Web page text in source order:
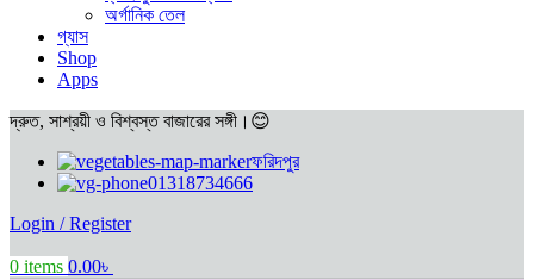
অর্গানিক তেল
গ্যাস
Shop
Apps
দ্রুত, সাশ্রয়ী ও বিশ্বস্ত বাজারের সঙ্গী।😊
ফরিদপুর
01318734666
Login / Register
0 items 0.00৳